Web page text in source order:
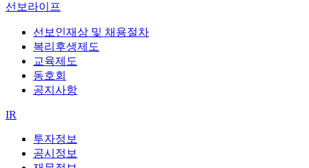
선보라이프
선보인재상 및 채용절차
복리후생제도
교육제도
동호회
공지사항
IR
투자정보
공시정보